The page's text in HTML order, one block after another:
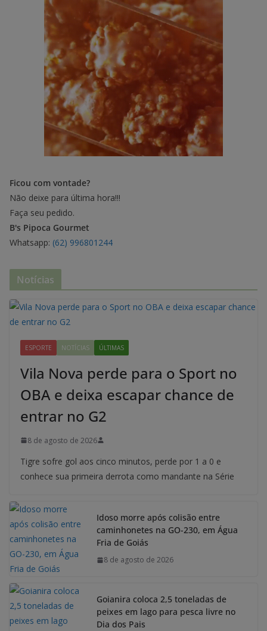
Ficou com vontade?
Não deixe para última hora!!!
Faça seu pedido.
B's Pipoca Gourmet
Whatsapp: (62) 996801244
Notícias
ESPORTE NOTÍCIAS ÚLTIMAS
Vila Nova perde para o Sport no
OBA e deixa escapar chance de
entrar no G2
8 de agosto de 2026
Tigre sofre gol aos cinco minutos, perde por 1 a 0 e
conhece sua primeira derrota como mandante na Série
Idoso morre após colisão entre
caminhonetes na GO-230, em Água
Fria de Goiás
8 de agosto de 2026
Goianira coloca 2,5 toneladas de
peixes em lago para pesca livre no
Dia dos Pais